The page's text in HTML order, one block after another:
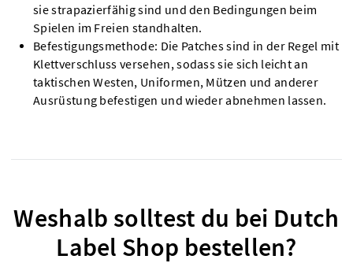
sie strapazierfähig sind und den Bedingungen beim
Spielen im Freien standhalten.
Befestigungsmethode: Die Patches sind in der Regel mit
Klettverschluss versehen, sodass sie sich leicht an
taktischen Westen, Uniformen, Mützen und anderer
Ausrüstung befestigen und wieder abnehmen lassen.
Weshalb solltest du bei Dutch
Label Shop bestellen?